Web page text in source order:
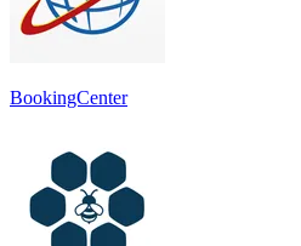
BookingCenter